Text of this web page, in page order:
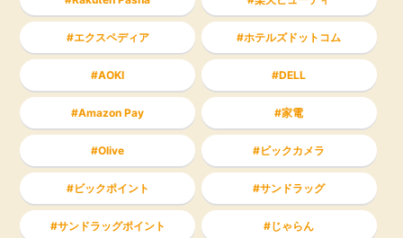
エクスペディア ホテルズドットコム
AOKI DELL
Amazon Pay 家電
Olive ビックカメラ
ビックポイント サンドラッグ
サンドラッグポイント じゃらん